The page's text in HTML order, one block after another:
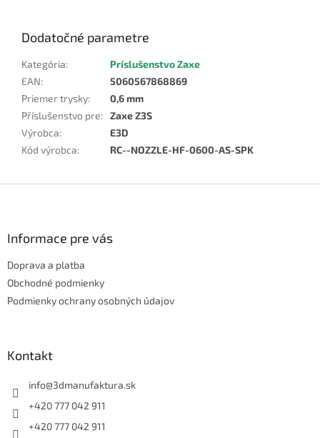
Dodatočné parametre
Kategória:
Príslušenstvo Zaxe
EAN:
5060567868869
Priemer trysky:
0,6 mm
Příslušenstvo pre: Zaxe Z3S
Výrobca:
E3D
Kód výrobca: RC--NOZZLE-HF-0600-AS-SPK
Informace pre vás
Doprava a platba
Obchodné podmienky
Podmienky ochrany osobných údajov
Kontakt
info@3dmanufaktura.sk
+420 777 042 911
+420 777 042 911